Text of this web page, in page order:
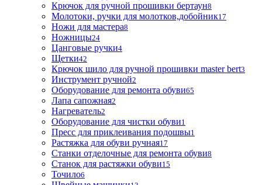
Крючок для ручной прошивки бертаун8
Молотоки, ручки для молотков,добойник17
Ножи для мастера8
Ножницы24
Цанговые ручки4
Щетки42
Крючок шило для ручной прошивки master bert3
Инструмент ручной2
Оборудование для ремонта обуви65
Лапа сапожная2
Нагреватель2
Оборудование для чистки обуви1
Пресс для приклеивания подошвы1
Растяжка для обуви ручная17
Станки отделочные для ремонта обуви8
Станок для растяжки обуви15
Точило6